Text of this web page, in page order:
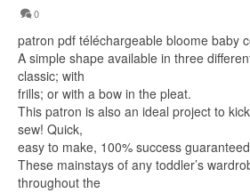
0
patron pdf téléchargeable bloome baby
A simple shape available in three
classic; with
frills; or with a bow in the pleat.
This patron is also an ideal project to
sew! Quick,
easy to make, 100% success
These mainstays of any toddler’s
throughout the